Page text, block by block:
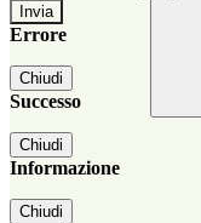
Errore
Chiudi
Successo
Chiudi
Informazione
Chiudi